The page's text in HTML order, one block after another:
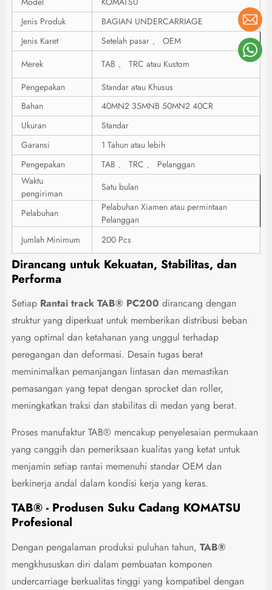
Jenis Produk
BAGIAN UNDERCARRIAGE
Jenis Karet
Setelah pasar 、 OEM
Merek
TAB 、 TRC atau Kustom
Pengepakan
Standar atau Khusus
Bahan
40MN2 35MNB 50MN2 40CR
Ukuran
Standar
Garansi
1 Tahun atau lebih
Pengepakan
TAB 、 TRC 、 Pelanggan
Waktu
pengiriman
Satu bulan
Pelabuhan
Pelabuhan Xiamen atau permintaan
Pelanggan
Jumlah Minimum
200 Pcs
Dirancang untuk Kekuatan, Stabilitas, dan
Performa
Setiap Rantai track TAB® PC200 dirancang dengan
struktur yang diperkuat untuk memberikan distribusi beban
yang optimal dan ketahanan yang unggul terhadap
peregangan dan deformasi. Desain tugas berat
meminimalkan pemanjangan lintasan dan memastikan
pemasangan yang tepat dengan sprocket dan roller,
meningkatkan traksi dan stabilitas di medan yang berat.
Proses manufaktur TAB® mencakup penyelesaian permukaan
yang canggih dan pemeriksaan kualitas yang ketat untuk
menjamin setiap rantai memenuhi standar OEM dan
berkinerja andal dalam kondisi kerja yang keras.
TAB® - Produsen Suku Cadang KOMATSU
Profesional
Dengan pengalaman produksi puluhan tahun, TAB®
mengkhususkan diri dalam pembuatan komponen
undercarriage berkualitas tinggi yang kompatibel dengan